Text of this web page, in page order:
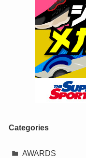
Categories
AWARDS